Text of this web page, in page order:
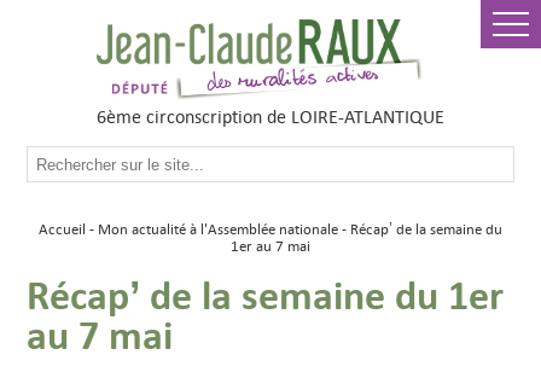
6ème circonscription de LOIRE-ATLANTIQUE
Accueil Mon actualité à l'Assemblée nationale
Récap’ de la semaine du
1er au 7 mai
Récap’ de la semaine du 1er
au 7 mai